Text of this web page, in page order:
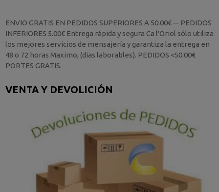
ENVIO GRATIS EN PEDIDOS SUPERIORES A 50.00€ -- PEDIDOS
INFERIORES 5.00€ Entrega rápida y segura Ca l'Oriol sólo utiliza
los mejores servicios de mensajería y garantiza la entrega en
48 o 72 horas Maximo, (dias laborables). PEDIDOS <50.00€
PORTES GRATIS.
VENTA Y DEVOLICIÓN